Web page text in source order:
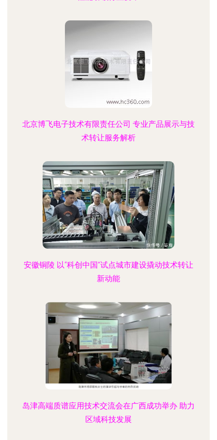
北京博飞电子技术有限责任公司 专业产品展示与技
术转让服务解析
安徽铜陵 以“科创中国”试点城市建设撬动技术转让
新动能
岛津高端质谱应用技术交流会在广西成功举办 助力
区域科技发展